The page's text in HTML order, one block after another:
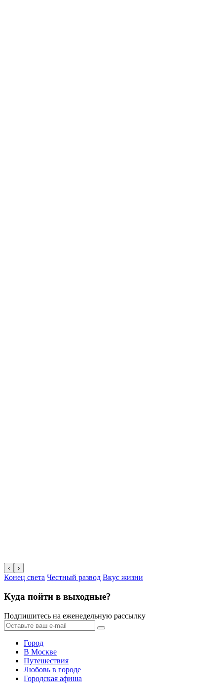
‹ ›
Конец света Честный развод Вкус жизни
Куда пойти в выходные?
Подпишитесь на еженедельную рассылку
Город
В Москве
Путешествия
Любовь в городе
Городская афиша